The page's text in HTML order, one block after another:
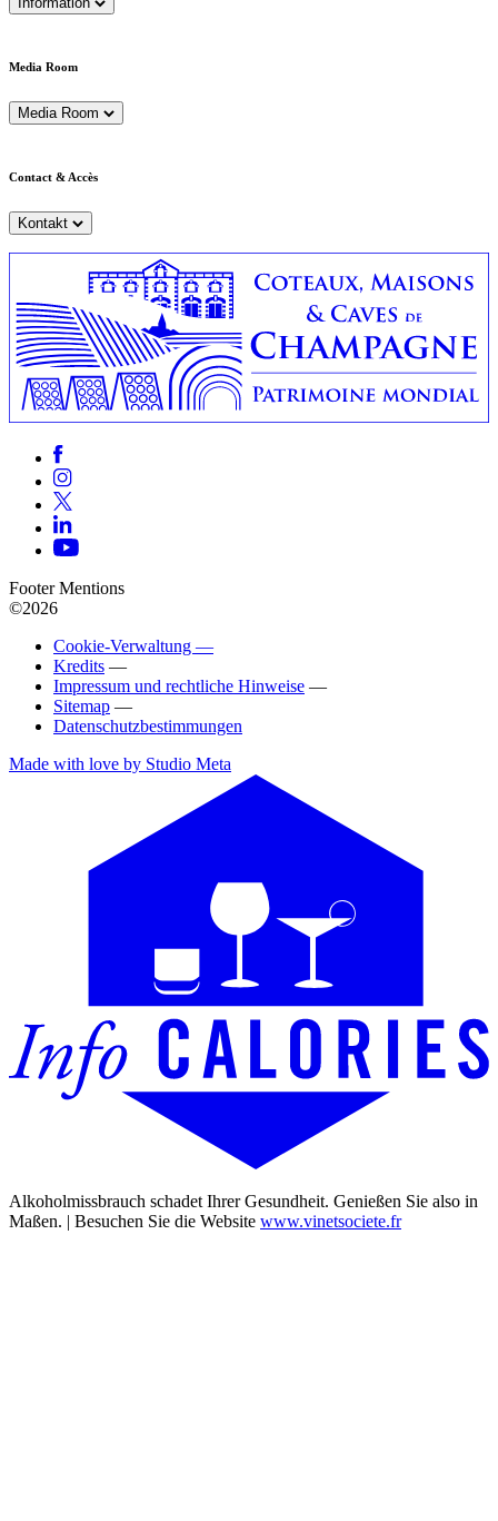
Media Room
Media Room
Contact & Accès
Kontakt
Footer Mentions
©2026
Cookie-Verwaltung —
Kredits —
Impressum und rechtliche Hinweise —
Sitemap —
Datenschutzbestimmungen
Made with love by Studio Meta
Alkoholmissbrauch schadet Ihrer Gesundheit. Genießen Sie also in
Maßen. | Besuchen Sie die Website www.vinetsociete.fr